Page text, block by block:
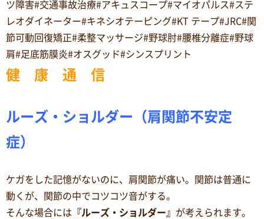
ツ障害#交通事故治療#アキュスコープ#マイオパルス#ステ
レオダイネーター#キネシオテーピング#KT テープ#JRC#関
節可動回復矯正#柔整マッサージ#野球肘#腰椎分離症#野球
肩#足底筋膜炎#オスグッド#シンスプリント
健 康 通 信
ルーズ・ショルダー（肩関節不安定
症）
ケガをした記憶がないのに、肩関節が痛い。関節は普通に
動くが、関節の中でコツコツ音がする。
そんな場合には 『ルーズ・ショルダー』 が考えられます。